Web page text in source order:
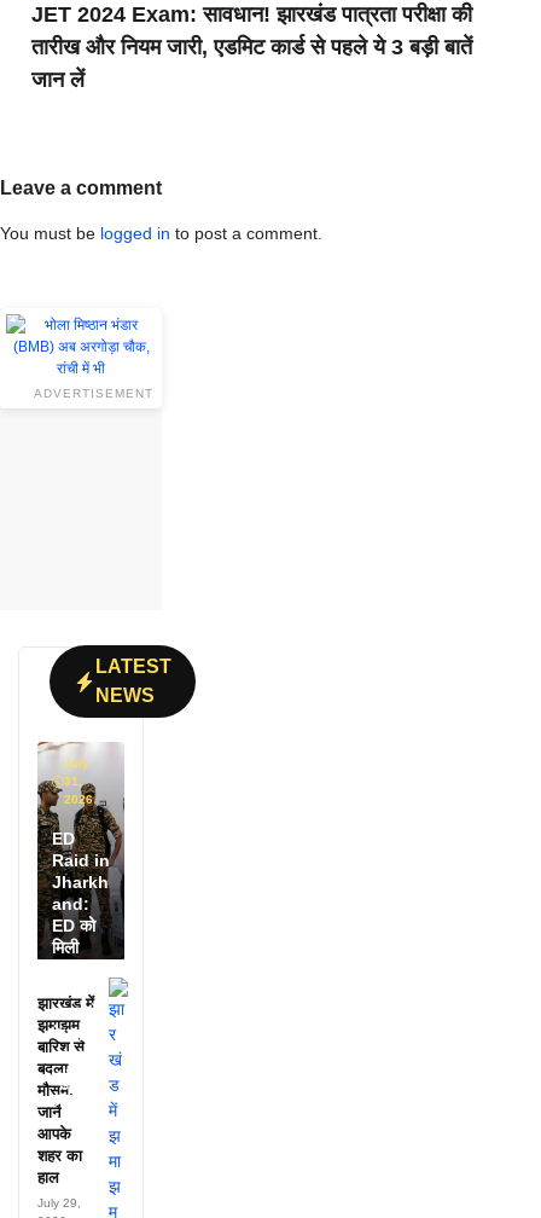
JET 2024 Exam: सावधान! झारखंड पात्रता परीक्षा की
तारीख और नियम जारी, एडमिट कार्ड से पहले ये 3 बड़ी बातें
जान लें
Leave a comment
You must be logged in to post a comment.
ADVERTISEMENT
LATEST
NEWS
July
31,
2026
ED
Raid in
Jharkh
and:
ED को
मिली
25
अफसरों
के नाम,
हर महीने
पहुंचते थे
लाखों!
झारखंड में
झमाझम
बारिश से
बदला
मौसम,
जानें
आपके
शहर का
हाल
July 29,